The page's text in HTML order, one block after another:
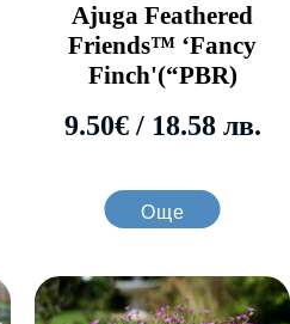
Ajuga Feathered
Friends™ ‘Fancy
Finch'(“PBR)
9.50€/ 18.58 лв.
Още